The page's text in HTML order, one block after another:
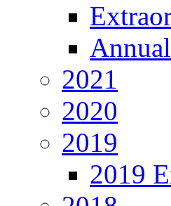
2021
2020
2019
2019